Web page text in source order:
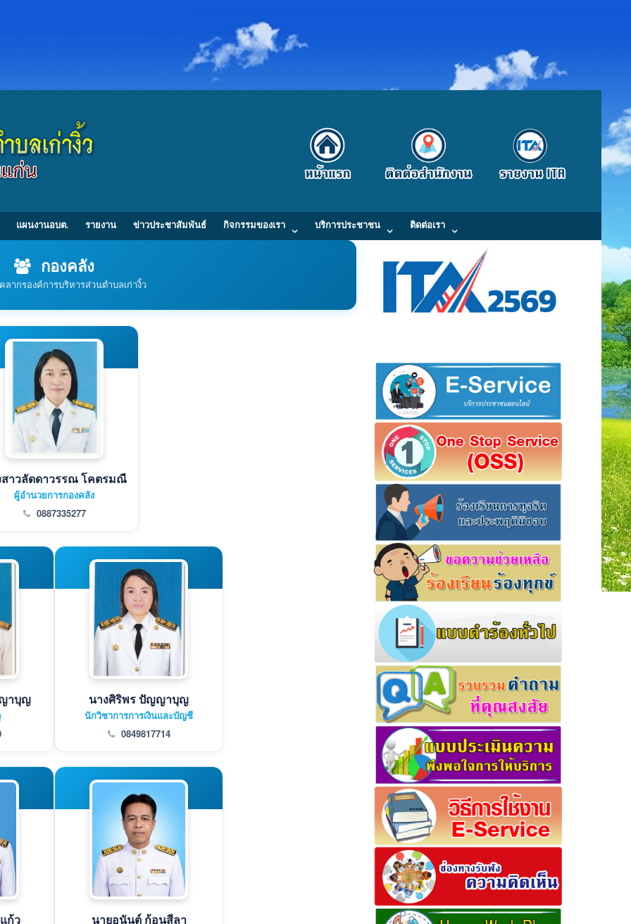
แผนงานอบต. รายงาน ข่าวประชาสัมพันธ์ กิจกรรมของเรา บริการประชาชน ติดต่อเรา
กองคลัง
ลากรองค์การบริหารส่วนตำบลเก่างิ้ว
าวลัดดาวรรณ โคตรมณี
ผู้อำนวยการกองคลัง
0887335277
าบุญ นางศิริพร ปัญญาบุญ
นักวิชาการการเงินและบัญชี
0849817714
ก้ว นายอนันต์ ก้อนสีลา